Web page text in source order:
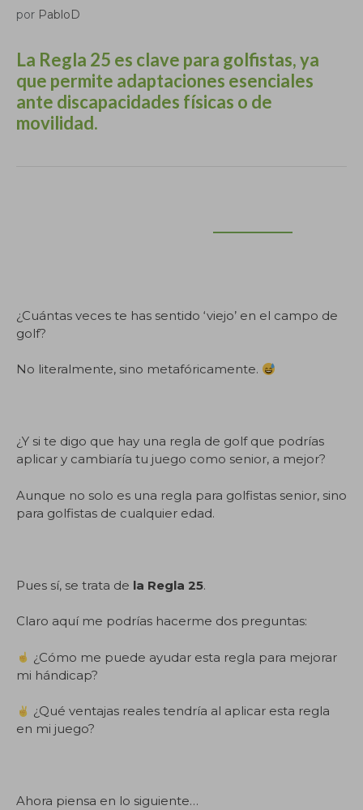
por PabloD
La Regla 25 es clave para golfistas, ya
que permite adaptaciones esenciales
ante discapacidades físicas o de
movilidad.
¿Cuántas veces te has sentido ‘viejo’ en el campo de
golf?
No literalmente, sino metafóricamente.
¿Y si te digo que hay una regla de golf que podrías
aplicar y cambiaría tu juego como senior, a mejor?
Aunque no solo es una regla para golfistas senior, sino
para golfistas de cualquier edad.
Pues sí, se trata de la Regla 25.
Claro aquí me podrías hacerme dos preguntas:
¿Cómo me puede ayudar esta regla para mejorar
mi hándicap?
¿Qué ventajas reales tendría al aplicar esta regla
en mi juego?
Ahora piensa en lo siguiente…